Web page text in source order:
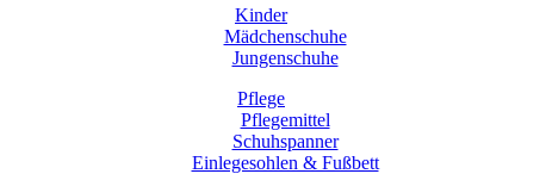
Kinder
Mädchenschuhe
Jungenschuhe
Pflege
Pflegemittel
Schuhspanner
Einlegesohlen & Fußbett